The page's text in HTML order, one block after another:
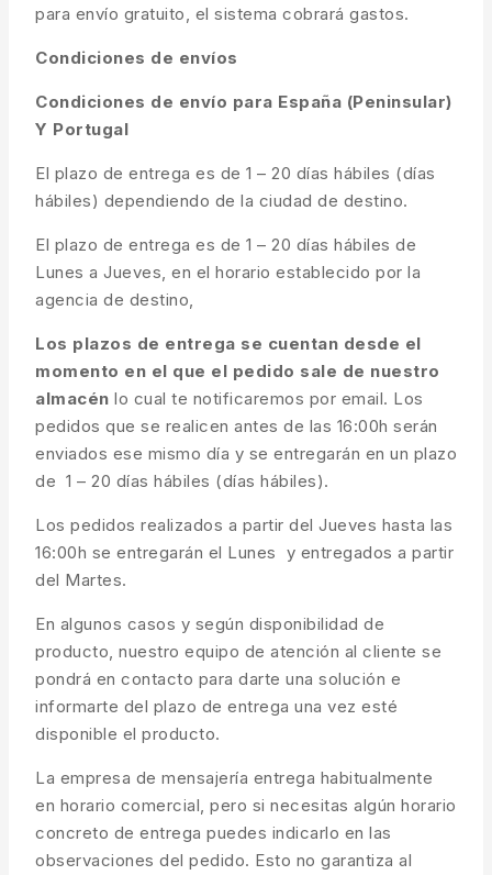
para envío gratuito, el sistema cobrará gastos.
Condiciones de envíos
Condiciones de envío para España (Peninsular)
Y Portugal
El plazo de entrega es de 1 – 20 días hábiles (días
hábiles) dependiendo de la ciudad de destino.
El plazo de entrega es de 1 – 20 días hábiles de
Lunes a Jueves, en el horario establecido por la
agencia de destino,
Los plazos de entrega se cuentan desde el
momento en el que el pedido sale de nuestro
almacén lo cual te notificaremos por email. Los
pedidos que se realicen antes de las 16:00h serán
enviados ese mismo día y se entregarán en un plazo
de 1 – 20 días hábiles (días hábiles).
Los pedidos realizados a partir del Jueves hasta las
16:00h se entregarán el Lunes y entregados a partir
del Martes.
En algunos casos y según disponibilidad de
producto, nuestro equipo de atención al cliente se
pondrá en contacto para darte una solución e
informarte del plazo de entrega una vez esté
disponible el producto.
La empresa de mensajería entrega habitualmente
en horario comercial, pero si necesitas algún horario
concreto de entrega puedes indicarlo en las
observaciones del pedido. Esto no garantiza al